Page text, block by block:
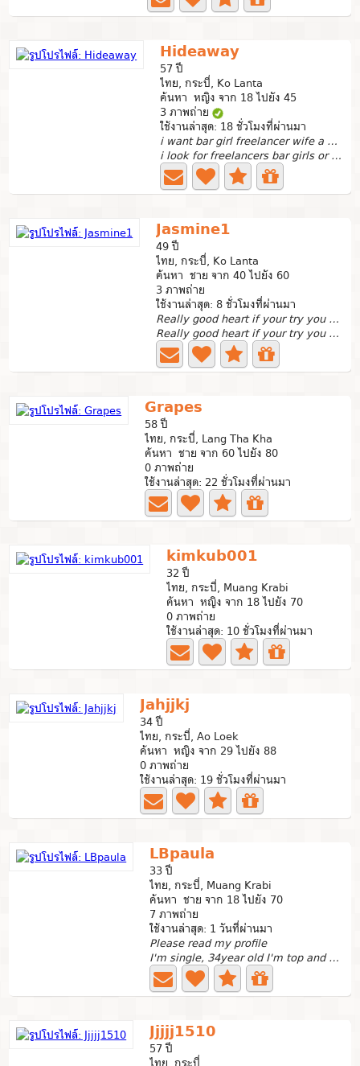
Hideaway
57 ปี
ไทย, กระบี่, Ko Lanta
ค้นหา หญิง จาก 18 ไปยัง 45
3 ภาพถ่าย
ใช้งานล่าสุด: 18 ชั่วโมงที่ผ่านมา
i want bar girl freelancer wife a sexy life style
i look for freelancers bar girls or sexy massage girl to...
Jasmine1
49 ปี
ไทย, กระบี่, Ko Lanta
ค้นหา ชาย จาก 40 ไปยัง 60
3 ภาพถ่าย
ใช้งานล่าสุด: 8 ชั่วโมงที่ผ่านมา
Really good heart if your try you will know 😅
Really good heart if your try you will know 😅
Grapes
58 ปี
ไทย, กระบี่, Lang Tha Kha
ค้นหา ชาย จาก 60 ไปยัง 80
0 ภาพถ่าย
ใช้งานล่าสุด: 22 ชั่วโมงที่ผ่านมา
kimkub001
32 ปี
ไทย, กระบี่, Muang Krabi
ค้นหา หญิง จาก 18 ไปยัง 70
0 ภาพถ่าย
ใช้งานล่าสุด: 10 ชั่วโมงที่ผ่านมา
Jahjjkj
34 ปี
ไทย, กระบี่, Ao Loek
ค้นหา หญิง จาก 29 ไปยัง 88
0 ภาพถ่าย
ใช้งานล่าสุด: 19 ชั่วโมงที่ผ่านมา
LBpaula
33 ปี
ไทย, กระบี่, Muang Krabi
ค้นหา ชาย จาก 18 ไปยัง 70
7 ภาพถ่าย
ใช้งานล่าสุด: 1 วันที่ผ่านมา
Please read my profile
I'm single, 34year old I'm top and bottom I look...
Jjjjj1510
57 ปี